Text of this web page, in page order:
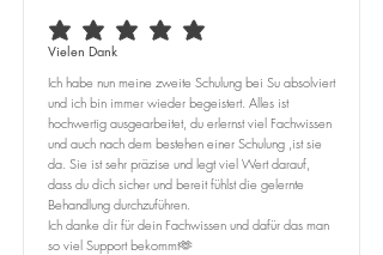
average rating is 5 out of 5
Vielen Dank
Ich habe nun meine zweite Schulung bei Su absolviert
und ich bin immer wieder begeistert. Alles ist
hochwertig ausgearbeitet, du erlernst viel Fachwissen
und auch nach dem bestehen einer Schulung ,ist sie
da. Sie ist sehr präzise und legt viel Wert darauf,
dass du dich sicher und bereit fühlst die gelernte
Behandlung durchzuführen.
Ich danke dir für dein Fachwissen und dafür das man
so viel Support bekommt🫶